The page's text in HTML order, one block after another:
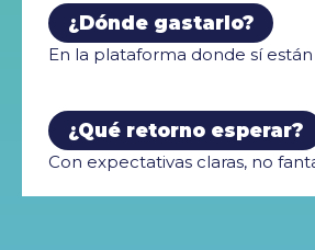
¿Dónde gastarlo?
En la plataforma donde sí
¿Qué retorno esperar?
Con expectativas claras, no